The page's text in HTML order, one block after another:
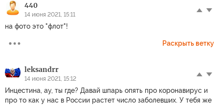
440
14 июня 2021, 15:11
на фото это "флот"!
Раскрыть ветку
leksandrr
14 июня 2021, 15:12
Инцестина, ау, ты где? Давай шпарь опять про коронавирус и
про то как у нас в России растет число заболевших. У тебя же